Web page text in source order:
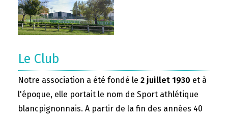
Le Club
Notre association a été fondé le 2 juillet 1930 et à
l'époque, elle portait le nom de Sport athlétique
blancpignonnais. A partir de la fin des années 40